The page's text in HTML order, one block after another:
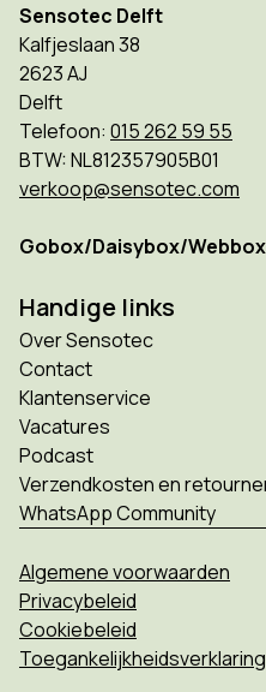
Sensotec Delft
Kalfjeslaan 38
2623 AJ
Delft
Telefoon: 015 262 59 55
BTW: NL812357905B01
verkoop@sensotec.com
Gobox/Daisybox/Webbox
Handige links
Over Sensotec
Contact
Klantenservice
Vacatures
Podcast
Verzendkosten en
WhatsApp Community
Algemene voorwaarden
Privacybeleid
Cookiebeleid
Toegankelijkheidsverklaring